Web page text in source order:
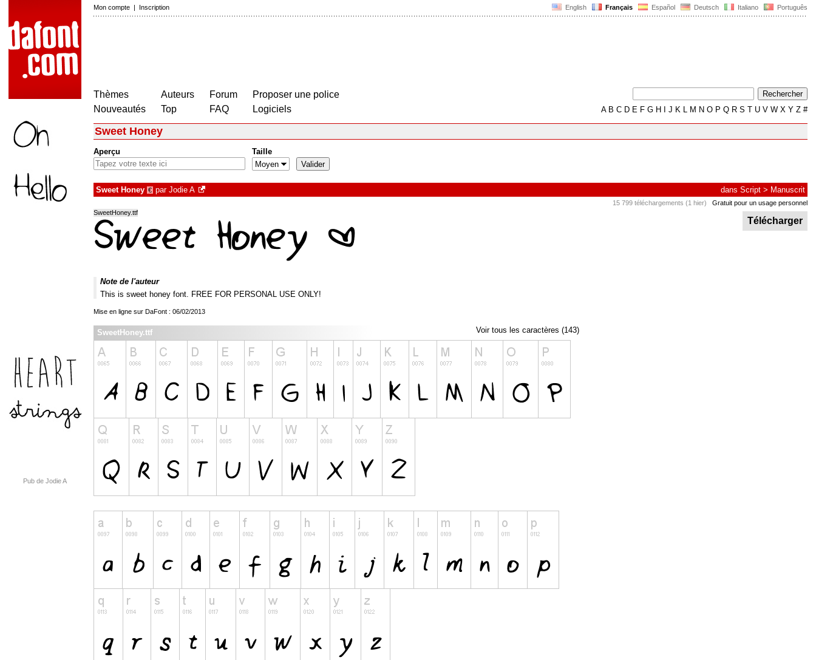
English Français Español Deutsch Italiano Português
Mon compte | Inscription
Thèmes
Nouveautés
Auteurs
Top
Forum
FAQ
Proposer une police
Logiciels
AB C D E F G H J K L M N O P Q R S T U V W X Y Z #
Pub de Jodie A
Sweet Honey
Aperçu Taille
Sweet Honey € par Jodie A dans Script > Manuscrit
15 799 téléchargements (1 hier) Gratuit pour un usage personnel
Télécharger
SweetHoney.ttf
Note de l'auteur
This is sweet honey font. FREE FOR PERSONAL USE ONLY!
Mise en ligne sur DaFont : 06/02/2013
Voir tous les caractères (143)
SweetHoney.ttf